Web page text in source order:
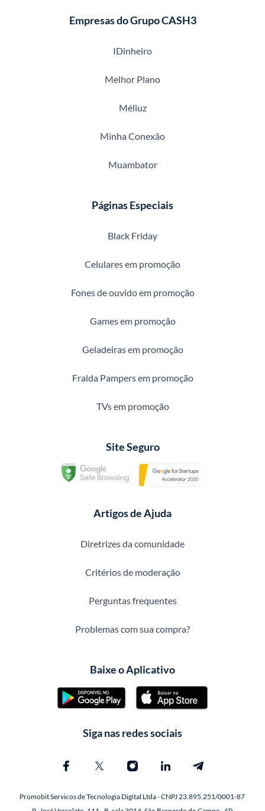
Empresas do Grupo CASH3
IDinheiro
Melhor Plano
Méliuz
Minha Conexão
Muambator
Páginas Especiais
Black Friday
Celulares em promoção
Fones de ouvido em promoção
Games em promoção
Geladeiras em promoção
Fralda Pampers em promoção
TVs em promoção
Site Seguro
Artigos de Ajuda
Diretrizes da comunidade
Critérios de moderação
Perguntas frequentes
Problemas com sua compra?
Baixe o Aplicativo
Siga nas redes sociais
Promobit Servicos de Tecnologia Digital Ltda - CNPJ 23.895.251/0001-87